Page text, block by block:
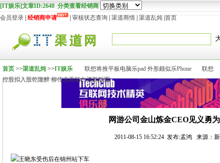
[IT娱乐]文章ID:2648 分类查看经销商
会员登录 经销商申请 审核状态查询 渠道商情 渠道乱炖 首页
首页 >>渠道乱炖>>IT娱乐 联想将推平板电脑乐pad 外形颇似乐Phone
联想
控股拟入股乾隆醉 柳传志再拓白酒新版图
网游公司金山炼金CEO见义勇
2011-08-15 16:52:24 发布:孟鸿 来源：